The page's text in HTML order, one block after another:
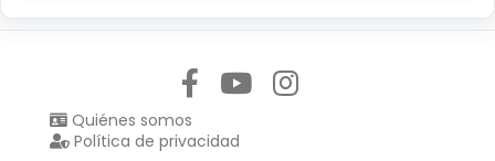
Quiénes somos
Política de privacidad